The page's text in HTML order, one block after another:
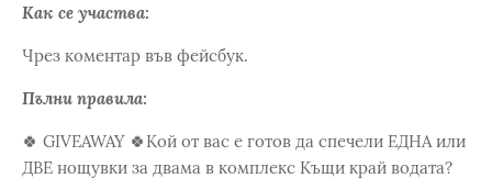
Как се участва:
Чрез коментар във фейсбук.
Пълни правила:
🍀 GIVEAWAY 🍀Кой от вас е готов да спечели ЕДНА или
ДВЕ нощувки за двама в комплекс Къщи край водата?